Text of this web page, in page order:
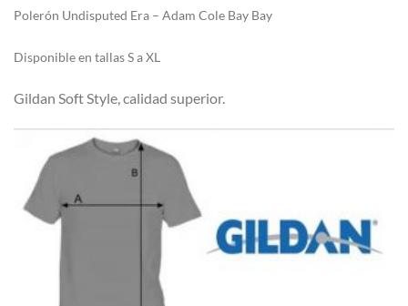
Polerón Undisputed Era – Adam Cole Bay Bay
Disponible en tallas S a XL
Gildan Soft Style, calidad superior.